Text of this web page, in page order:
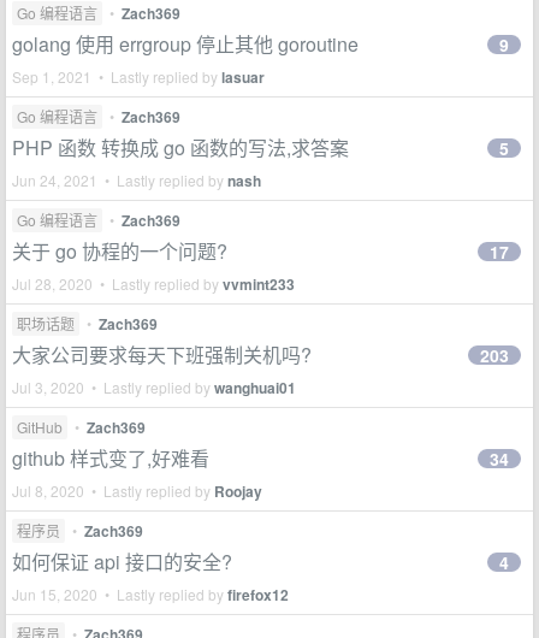
Go 编程语言 • Zach369
golang 使用 errgroup 停止其他 goroutine
Sep 1, 2021 • Lastly replied bylasuar
9
Go 编程语言 • Zach369
PHP 函数 转换成 go 函数的写法,求答案
Jun 24, 2021 • Lastly replied bynash
5
Go 编程语言 • Zach369
关于 go 协程的一个问题?
Jul 28, 2020 • Lastly replied byvvmint233
17
职场话题 • Zach369
大家公司要求每天下班强制关机吗?
Jul 3, 2020 • Lastly replied bywanghuai01
203
GitHub • Zach369
github 样式变了,好难看
Jul 8, 2020 • Lastly replied by Roojay
34
程序员 • Zach369
如何保证 api 接口的安全?
Jun 15, 2020 • Lastly replied byfirefox12
4
程序员 •